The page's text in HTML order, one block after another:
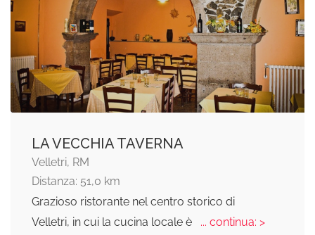
LA VECCHIA TAVERNA
Velletri, RM
Distanza: 51,0 km
Grazioso ristorante nel centro storico di
Velletri, in cui la cucina locale è
... continua: >